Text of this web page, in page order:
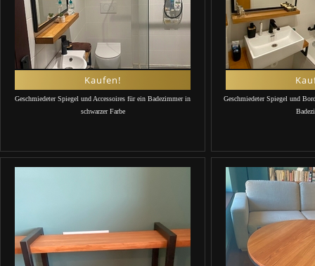
Kaufen!
Geschmiedeter Spiegel und Accessoires für ein Badezimmer in
schwarzer Farbe
Geschmiedeter Spiegel und